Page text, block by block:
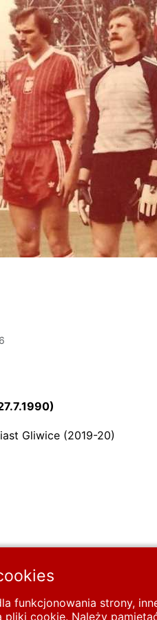
Gliwice (2019-20)
Pintos Daniel
funkcjonowania strony,
cookie. Należy